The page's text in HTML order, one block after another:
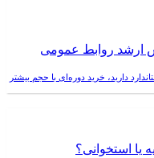
ارشد روابط عمومی
دارید، خرید دوره‌ای با حجم بیشتر
یا استخوانی؟